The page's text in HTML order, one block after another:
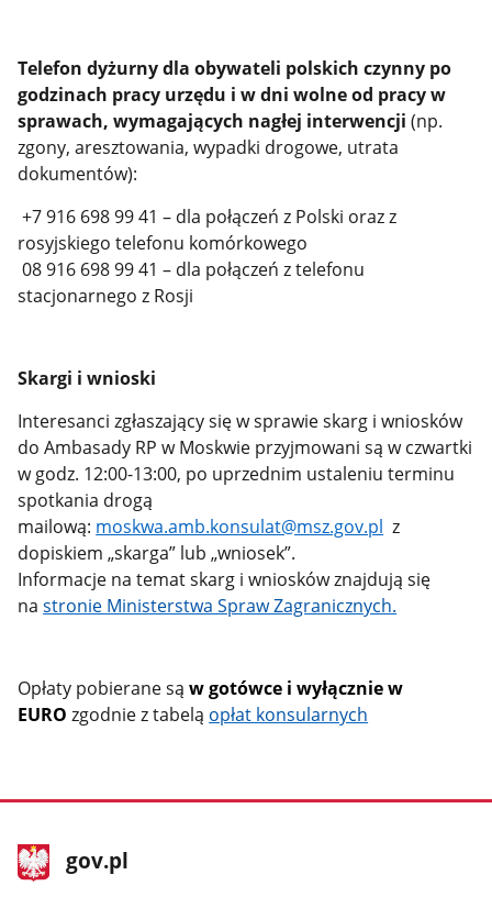
Telefon dyżurny dla obywateli polskich czynny po
godzinach pracy urzędu i w dni wolne od pracy w
sprawach, wymagających nagłej interwencji(np.
zgony, aresztowania, wypadki drogowe, utrata
dokumentów):
+7 916 698 99 41 – dla połączeń z Polski oraz z
rosyjskiego telefonu komórkowego
08 916 698 99 41 – dla połączeń z telefonu
stacjonarnego z Rosji
Skargi i wnioski
Interesanci zgłaszający się w sprawie skarg i wniosków
do Ambasady RP w Moskwie przyjmowani są w czwartki
w godz. 12:00-13:00, po uprzednim ustaleniu terminu
spotkania drogą
mailową: moskwa.amb.konsulat@msz.gov.pl z
dopiskiem „skarga” lub„wniosek”.
Informacje na temat skarg i wniosków znajdują się
nastronie Ministerstwa Spraw Zagranicznych.
Opłaty pobierane sąw gotówce i wyłącznie w
EURO zgodnie z tabelą opłat konsularnych
stopka
gov.pl
Strona
gov.pl